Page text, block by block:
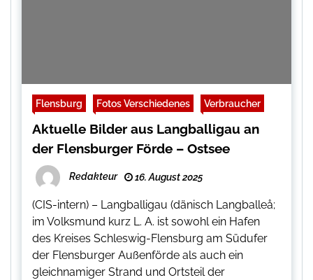
Flensburg Fotos Verschiedenes Verbraucher
Aktuelle Bilder aus Langballigau an
der Flensburger Förde – Ostsee
Redakteur 16. August 2025
(CIS-intern) – Langballigau (dänisch Langballeå;
im Volksmund kurz L. A. ist sowohl ein Hafen
des Kreises Schleswig-Flensburg am Südufer
der Flensburger Außenförde als auch ein
gleichnamiger Strand und Ortsteil der